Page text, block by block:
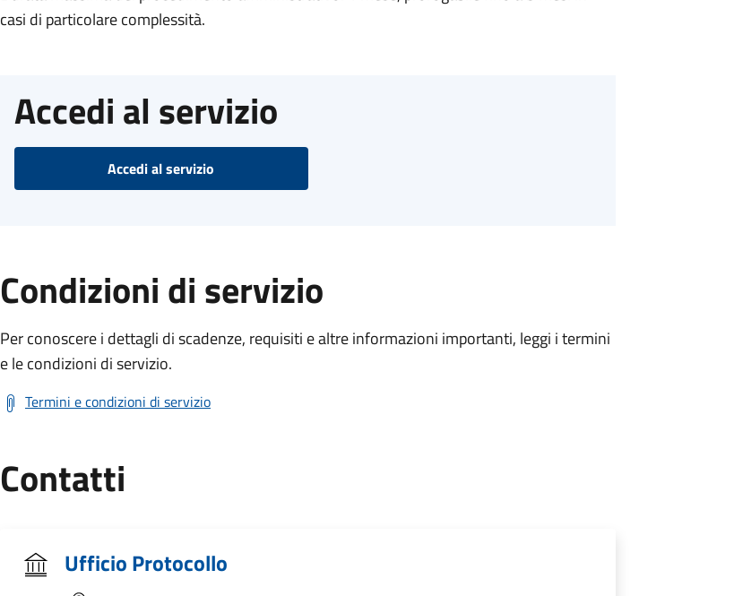
casi di particolare complessità.
Accedi al servizio
Accedi al servizio
Condizioni di servizio
Per conoscere i dettagli di scadenze, requisiti e altre informazioni importanti, leggi i termini
e le condizioni di servizio.
Termini e condizioni di servizio
Contatti
Ufficio Protocollo